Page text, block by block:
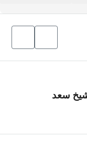
سعد